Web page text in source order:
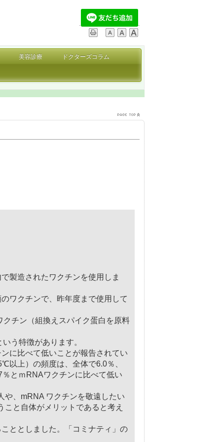
美容診療 ドクターズコラム
製造されたワクチンを使用しま
ワクチンで、 昨年度まで使用して
チン（組換えスパイク蛋白を原料
う特徴があります。
に比べて低いことが報告されてい
以上）の頻度は、全体で6.0％、
とｍRNAワクチンに比べて低い
や、mRNA ワクチンを敬遠したい
と自体がメリットであると考え
ととしました。「コミナティ」の